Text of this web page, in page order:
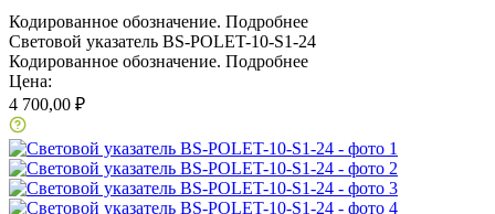
Кодированное обозначение. Подробнее
Световой указатель BS-POLET-10-S1-24
Кодированное обозначение. Подробнее
Цена:
4 700,00 ₽